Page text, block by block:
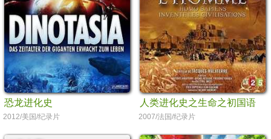
恐龙进化史
2012/美国/纪录片
人类进化史之生命之初国语
2007/法国/纪录片